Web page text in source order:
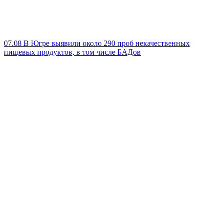
07.08 В Югре выявили около 290 проб некачественных
пищевых продуктов, в том числе БАДов